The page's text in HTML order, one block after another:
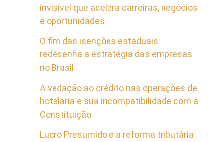
invisível que acelera carreiras, negócios
e oportunidades
O fim das isenções estaduais
redesenha a estratégia das empresas
no Brasil
A vedação ao crédito nas operações de
hotelaria e sua incompatibilidade com a
Constituição
Lucro Presumido e a reforma tributária